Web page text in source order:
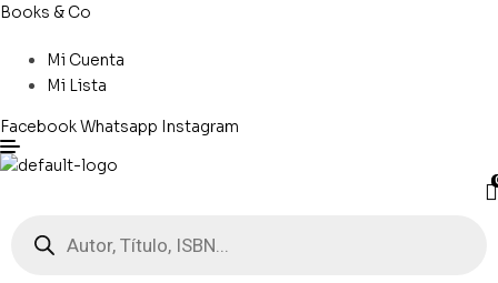
Books & Co
Mi Cuenta
Mi Lista
FacebookWhatsapp Instagram
productos